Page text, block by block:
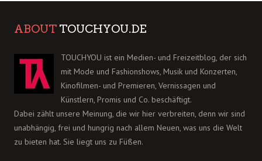
ABOUT TOUCHYOU.DE
TOUCHYOU ist ein Medien- und Freizeitblog, der sich
mit Mode und Fashionshows, Musik und Konzerten,
Kinofilmen- und Premieren, Vernissagen und
Künstlern, Promis und Co. beschäftigt.
Dabei zählt unsere Meinung, die wir hier verbreiten, denn wir sind
unabhängig, frei und hungrig nach allem Neuen, was uns die Welt
zu bieten hat. Sie liegt uns zu Füßen.